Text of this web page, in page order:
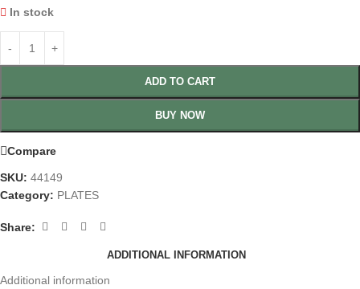
In stock
ADD TO CART
BUY NOW
Compare
SKU: 44149
Category: PLATES
Share:
ADDITIONAL INFORMATION
Additional information